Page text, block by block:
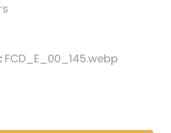
FCD_E_00_145.webp